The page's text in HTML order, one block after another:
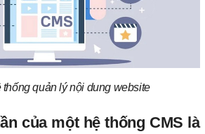
thống quản lý nội dung website
của một hệ thống CMS là